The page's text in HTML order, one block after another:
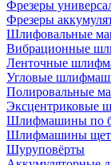
Фрезеры
Фрезеры
Шлифовальные
Вибрационные
Ленточные
Угловые
Полировальные
Эксцентриковые
Шлифмашины по
Шлифмашины
Шуруповёрты